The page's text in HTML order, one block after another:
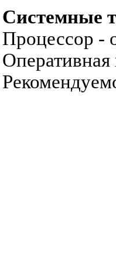
Системные
Процессор -
Оперативная